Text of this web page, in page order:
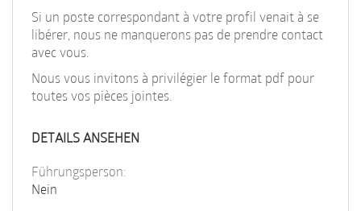
Si un poste correspondant à votre profil venait à se
libérer, nous ne manquerons pas de prendre contact
avec vous.
Nous vous invitons à privilégier le format pdf pour
toutes vos pièces jointes.
DETAILS ANSEHEN
Führungsperson:
Nein